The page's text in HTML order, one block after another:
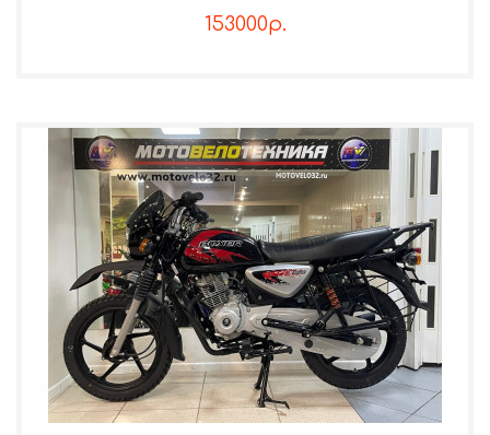
153000р.